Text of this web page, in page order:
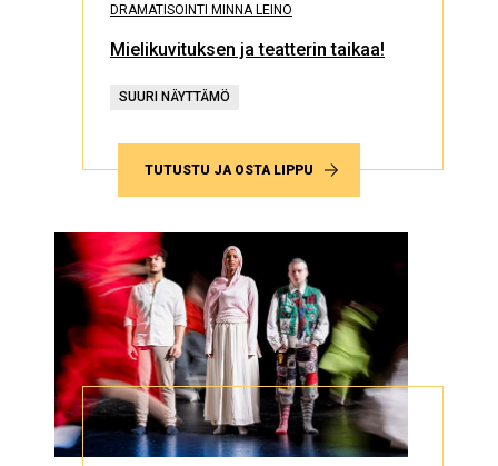
DRAMATISOINTI MINNA LEINO
Mielikuvituksen ja teatterin taikaa!
SUURI NÄYTTÄMÖ
TUTUSTU JA OSTA LIPPU